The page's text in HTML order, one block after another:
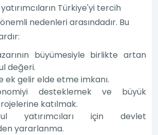
Türkiye'yi tercih
nedenleri arasındadır. Bu
büyümesiyle birlikte artan
değeri.
ek gelir elde etme imkanı.
desteklemek ve büyük
katılmak.
yatırımcıları için devlet
yararlanma.